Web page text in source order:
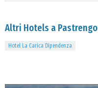
Altri Hotels a Pastrengo
Hotel La Carica Dipendenza